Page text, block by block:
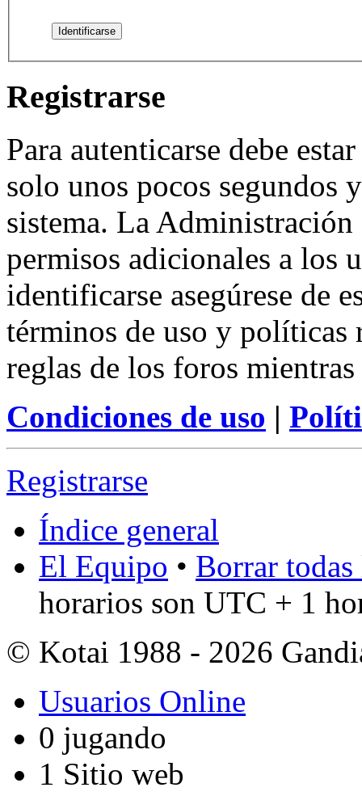
Registrarse
Para autenticarse debe
solo unos pocos segundos
sistema. La
permisos adicionales a los
identificarse asegúrese de
términos de uso y políticas
reglas de los foros
Condiciones de uso |
Registrarse
Índice general
El Equipo • Borrar
horarios son UTC + 1
© Kotai 1988 - 2026
Usuarios Online
0 jugando
1 Sitio web